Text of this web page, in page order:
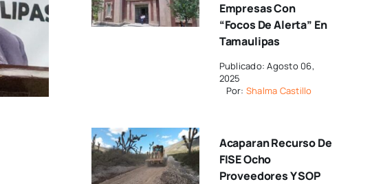
Empresas Con
“focos De Alerta” En
Tamaulipas
Publicado: Agosto 06,
2025
Por: Shalma Castillo
Acaparan Recurso De
FISE Ocho
Proveedores Y SOP